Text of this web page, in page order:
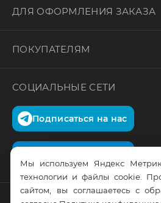
ДЛЯ ОФОРМЛЕНИЯ ЗАКАЗА
ПОКУПАТЕЛЯМ
СОЦИАЛЬНЫЕ СЕТИ
Подписаться на нас
Мы используем Яндекс
технологии и файлы cookie.
сайтом, вы соглашаетесь с